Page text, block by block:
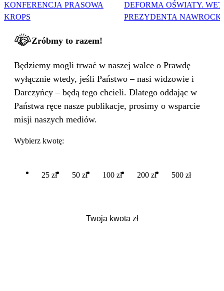
KONFERENCJA PRASOWA
KROPS
DEFORMA OŚWIATY.
PREZYDENTA
Zróbmy to razem!
Będziemy mogli trwać w naszej walce o Prawdę
wyłącznie wtedy, jeśli Państwo – nasi widzowie i
Darczyńcy – będą tego chcieli. Dlatego oddając w
Państwa ręce nasze publikacje, prosimy o wsparcie
misji naszych mediów.
Wybierz kwotę:
25 zł 50 zł 100 zł 200 zł 500 zł